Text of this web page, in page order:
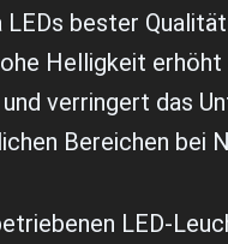
LEDs bester
Helligkeit
verringert das
Bereichen bei
LED-